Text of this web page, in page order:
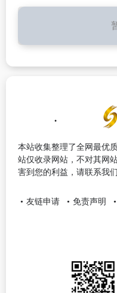
本站收集整理了全网最优
站仅收录网站，不对其网
害到您的利益，请联系我
友链申请 免责声明